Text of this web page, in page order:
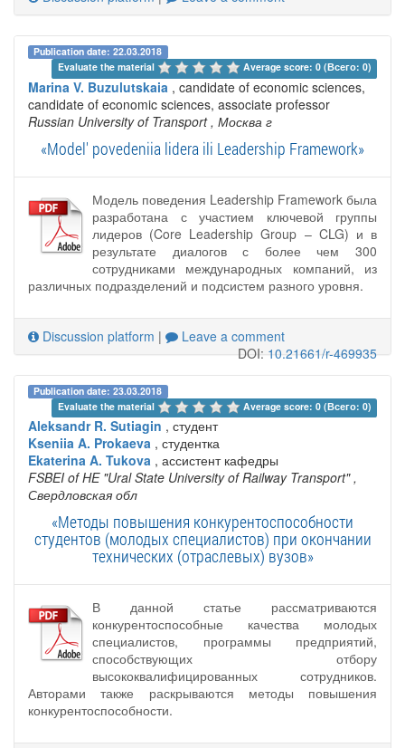
Publication date: 22.03.2018
Evaluate the material
Average score: 0 (Всего: 0)
Marina V. Buzulutskaia , candidate of economic sciences,
candidate of economic sciences, associate professor
Russian University of Transport , Москва г
«Model' povedeniia lidera ili Leadership Framework»
Модель поведения Leadership Framework была
разработана с участием ключевой группы
лидеров (Core Leadership Group – CLG) и в
результате диалогов с более чем 300
сотрудниками международных компаний, из
различных подразделений и подсистем разного уровня.
Discussion platform |
Leave a comment
DOI:10.21661/r-469935
Publication date: 23.03.2018
Evaluate the material
Average score: 0 (Всего: 0)
Aleksandr R. Sutiagin , студент
Kseniia A. Prokaeva , студентка
Ekaterina A. Tukova , ассистент кафедры
FSBEI of HE "Ural State University of Railway Transport" ,
Свердловская обл
«Методы повышения конкурентоспособности
студентов (молодых специалистов) при окончании
технических (отраслевых) вузов»
В данной статье рассматриваются
конкурентоспособные качества молодых
специалистов, программы предприятий,
способствующих отбору
высококвалифицированных сотрудников.
Авторами также раскрываются методы повышения
конкурентоспособности.